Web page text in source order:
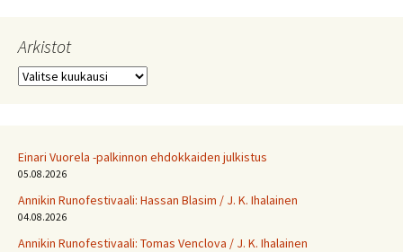
Arkistot
Arkistot
Einari Vuorela -palkinnon ehdokkaiden julkistus
05.08.2026
Annikin Runofestivaali: Has­san Bla­sim / J. K. Ihalainen
04.08.2026
Annikin Runofestivaali: Tomas Venclova / J. K. Ihalainen